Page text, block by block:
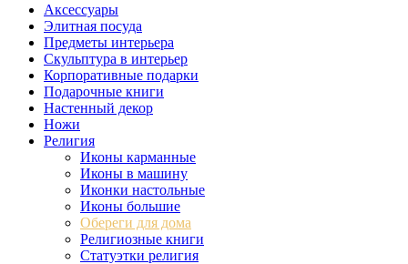
Аксессуары
Элитная посуда
Предметы интерьера
Скульптура в интерьер
Корпоративные подарки
Подарочные книги
Настенный декор
Ножи
Религия
Иконы карманные
Иконы в машину
Иконки настольные
Иконы большие
Обереги для дома
Религиозные книги
Статуэтки религия